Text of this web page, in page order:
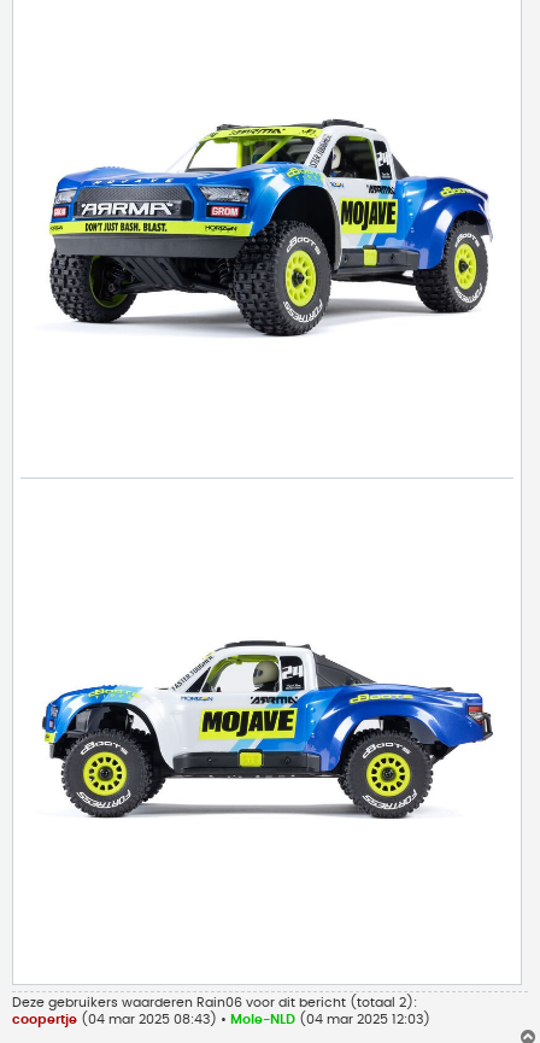
Deze gebruikers waarderen Rain06 voor dit bericht (totaal 2):
coopertje (04 mar 2025 08:43) • Mole-NLD (04 mar 2025 12:03)